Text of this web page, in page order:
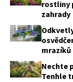
rostliny
zahrady
mrazíků
Nechte
Tenhle